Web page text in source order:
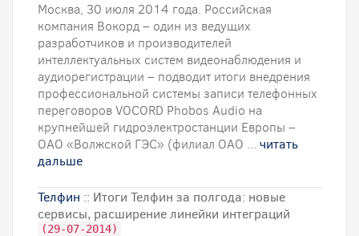
Москва, 30 июля 2014 года. Российская
компания Вокорд – один из ведущих
разработчиков и производителей
интеллектуальных систем видеонаблюдения и
аудиорегистрации – подводит итоги внедрения
профессиональной системы записи телефонных
переговоров VOCORD Phobos Audio на
крупнейшей гидроэлектростанции Европы –
ОАО «Волжской ГЭС» (филиал ОАО ... читать
дальше
Телфин :: Итоги Телфин за полгода: новые
сервисы, расширение линейки интеграций
(29-07-2014)